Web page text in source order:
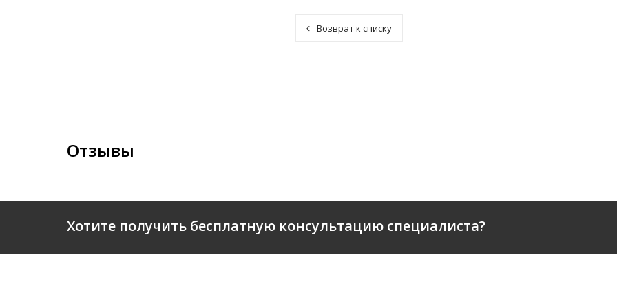
Возврат к списку
Отзывы
Хотите получить бесплатную консультацию специалиста?